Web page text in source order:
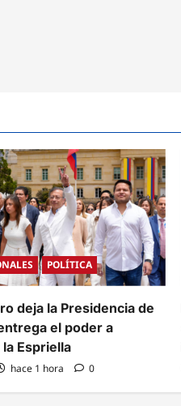
POLÍTICA
deja la Presidencia de
el poder a
Espriella
hace 1 hora 0